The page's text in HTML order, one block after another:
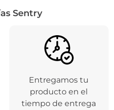
Sentry
Entregamos tu
producto en el
tiempo de entrega